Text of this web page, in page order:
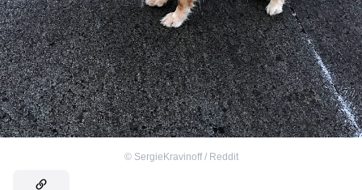
© SergieKravinoff / Reddit